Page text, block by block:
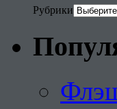
Рубрики